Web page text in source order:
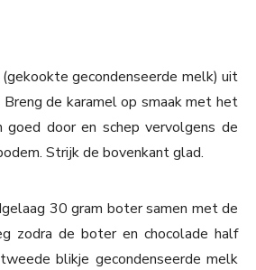
gecondenseerde melk) uit
de karamel op smaak met het
goed door en schep vervolgens de
Strijk de bovenkant glad.
30 gram boter samen met de
zodra de boter en chocolade half
blikje gecondenseerde melk